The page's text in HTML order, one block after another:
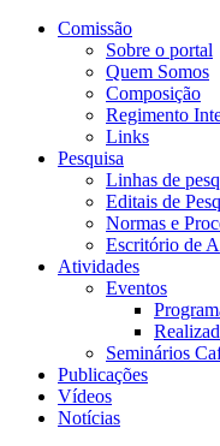
Comissão
Sobre o portal
Quem Somos
Composição
Regimento
Links
Pesquisa
Linhas de
Editais de
Normas e
Escritório de
Atividades
Eventos
Seminários
Publicações
Vídeos
Notícias